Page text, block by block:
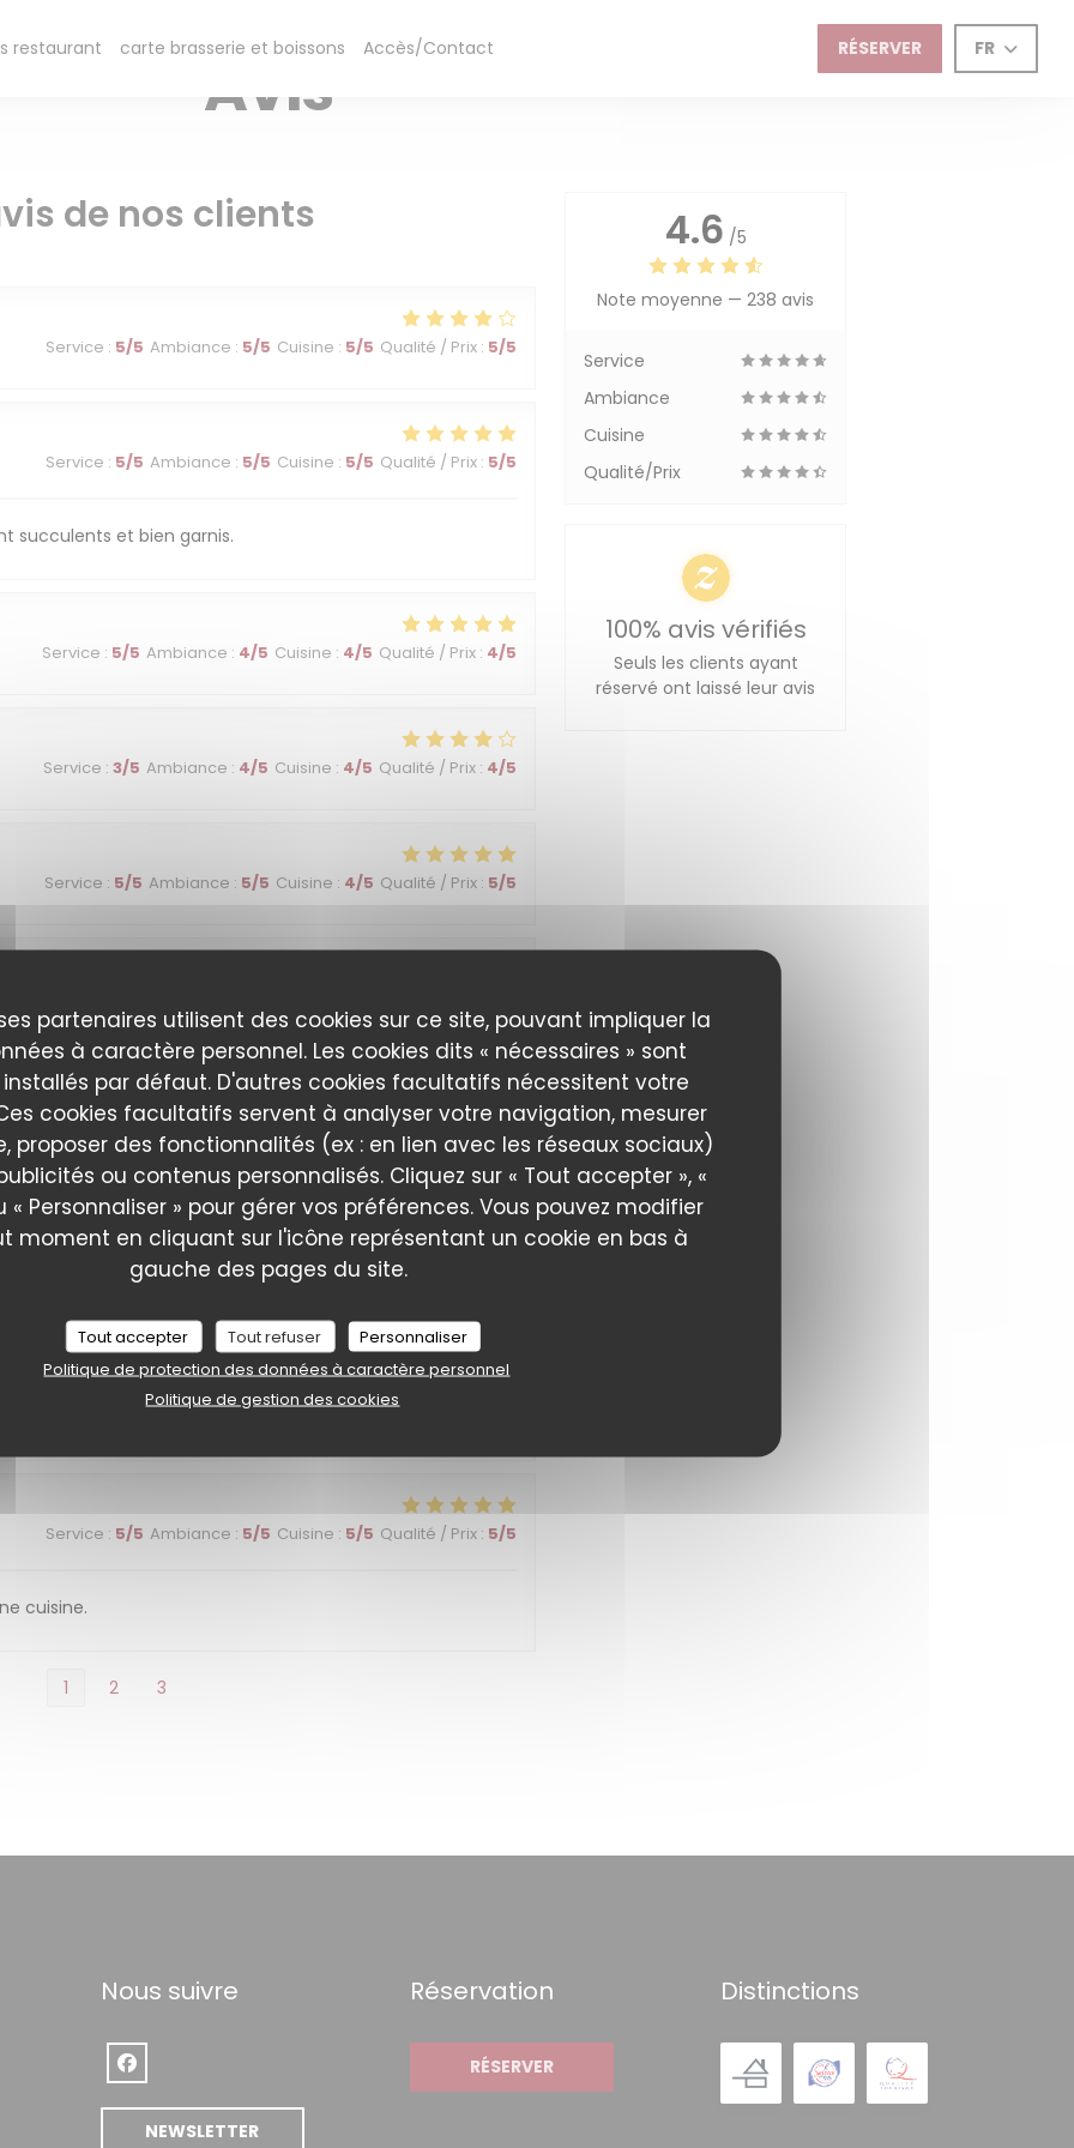
partenaires utilisent des cookies sur ce site, pouvant impliquer la
à caractère personnel. Les cookies dits « nécessaires » sont
par défaut. D'autres cookies facultatifs nécessitent votre
cookies facultatifs servent à analyser votre navigation, mesurer
proposer des fonctionnalités (ex : en lien avec les réseaux sociaux)
ou contenus personnalisés. Cliquez sur « Tout accepter », «
« Personnaliser » pour gérer vos préférences. Vous pouvez modifier
moment en cliquant sur l'icône représentant un cookie en bas à
gauche des pages du site.
Tout accepter Tout refuser
Personnaliser
Politique de protection des données à caractère personnel
Politique de gestion des cookies
restaurant ((ouvre une nouvelle fenêtre))
carte brasserie et boissons ((ouvre une nouvelle fenêtre))
Accès/Contact RÉSERVER FR
TERRASSE EN ÉTÉ, AU CALME SUR LA PLACE PIÉTONNE — FONTENAY-AUX-ROSES
Avis
de nos clients
Service : 5/5 Ambiance : 5/5 Cuisine : 5/5 Qualité / Prix : 5/5
Service : 5/5 Ambiance : 5/5 Cuisine : 5/5 Qualité / Prix : 5/5
succulents et bien garnis.
Service : 5/5 Ambiance : 4/5 Cuisine : 4/5 Qualité / Prix : 4/5
Service : 3/5 Ambiance : 4/5 Cuisine : 4/5 Qualité / Prix : 4/5
Service : 5/5 Ambiance : 5/5 Cuisine : 4/5 Qualité / Prix : 5/5
Service:5 /5 Ambiance: 5/5 Cuisine: 4/5 Qualité / Prix:4 /5
Service: 5 /5 Ambiance: 5/5 Cuisine : 5/5 Qualité / Prix : 5 /5
plein de gentillesse. Nous reviendrons certainement
Service : 5/5 Ambiance : 5/5 Cuisine : 5/5 Qualité / Prix : 5/5
cuisine.
1 2 3
4.6 /5
Note moyenne — 238 avis
Service
Ambiance
Cuisine
Qualité/Prix
100% avis vérifiés
Seuls les clients ayant
réservé ont laissé leur avis
((ouvre une nouvelle fenêtre))
Nous suivre
Facebook ((ouvre une nouvelle fenêtre))
NEWSLETTER
Réservation
RÉSERVER
Distinctions